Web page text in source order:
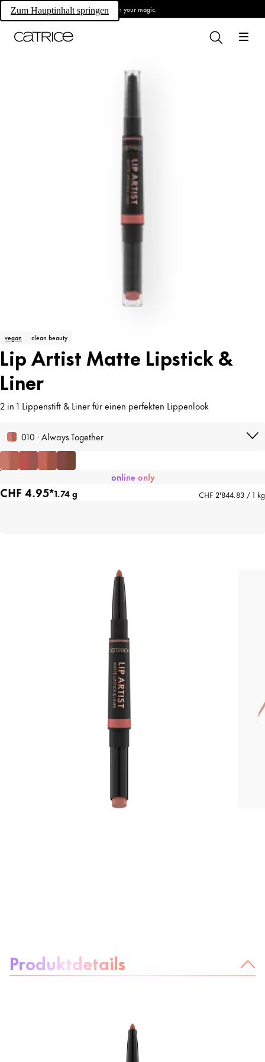
Zum Hauptinhalt springen Own your magic.
vegan clean beauty
Lip Artist Matte Lipstick &
Liner
2 in 1 Lippenstift & Liner für einen perfekten Lippenlook
010 · Always Together
online only
CHF 4.95*1.74 g CHF 2'844.83 / 1 kg
Produktdetails